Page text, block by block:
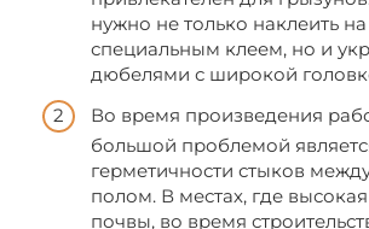
нужно не только наклеить
специальным клеем, но и
дюбелями с широкой
Во время произведения
большой проблемой
герметичности стыков
полом. В местах, где
почвы, во время